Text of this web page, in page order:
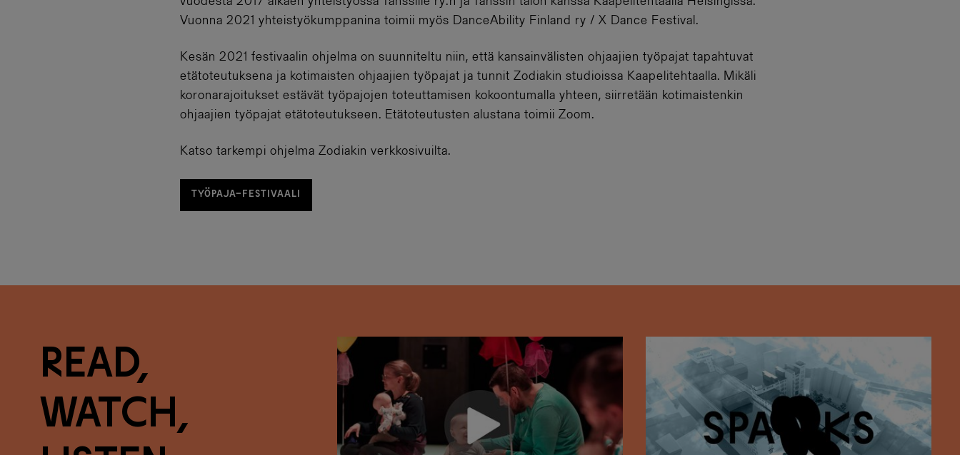
Vuonna 2021 yhteistyökumppanina toimii myös DanceAbility Finland ry / X Dance Festival.
Kesän 2021 festivaalin ohjelma on suunniteltu niin, että kansainvälisten ohjaajien työpajat tapahtuvat
etätoteutuksena ja kotimaisten ohjaajien työpajat ja tunnit Zodiakin studioissa Kaapelitehtaalla. Mikäli
koronarajoitukset estävät työpajojen toteuttamisen kokoontumalla yhteen, siirretään kotimaistenkin
ohjaajien työpajat etätoteutukseen. Etätoteutusten alustana toimii Zoom.
Katso tarkempi ohjelma Zodiakin verkkosivuilta.
TYÖPAJA-FESTIVAALI
Read,
watch,